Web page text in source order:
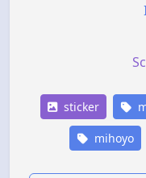
sticker
mihoyo